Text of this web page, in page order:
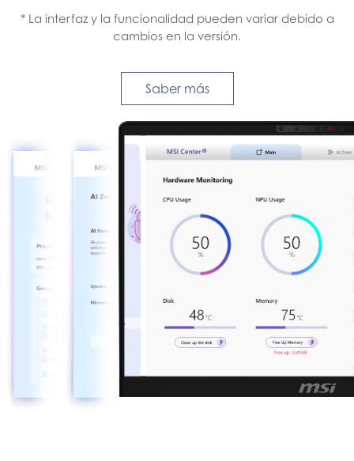
* La interfaz y la funcionalidad pueden variar debido a
cambios en la versión.
Saber más